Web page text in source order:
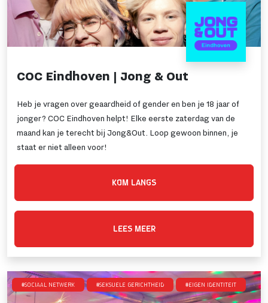
COC Eindhoven | Jong & Out
Heb je vragen over geaardheid of gender en ben je 18 jaar of
jonger? COC Eindhoven helpt! Elke eerste zaterdag van de
maand kan je terecht bij Jong&Out. Loop gewoon binnen, je
staat er niet alleen voor!
KOM LANGS
LEES MEER
#Sociaal netwerk #Seksuele gerichtheid #Eigen identiteit